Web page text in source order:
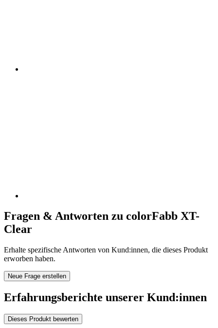
Fragen & Antworten zu colorFabb XT-
Clear
Erhalte spezifische Antworten von Kund:innen, die dieses Produkt
erworben haben.
Neue Frage erstellen
Erfahrungsberichte unserer Kund:innen
Dieses Produkt bewerten